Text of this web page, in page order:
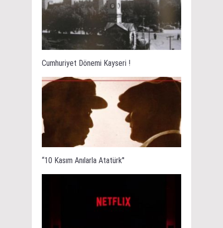
Cumhuriyet Dönemi Kayseri !
“10 Kasım Anılarla Atatürk''